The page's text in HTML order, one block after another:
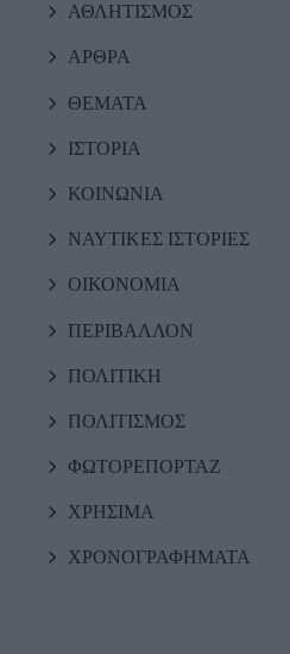
ΑΘΛΗΤΙΣΜΟΣ
ΑΡΘΡΑ
ΘΕΜΑΤΑ
ΙΣΤΟΡΙΑ
ΚΟΙΝΩΝΙΑ
ΝΑΥΤΙΚΕΣ ΙΣΤΟΡΙΕΣ
ΟΙΚΟΝΟΜΙΑ
ΠΕΡΙΒΑΛΛΟΝ
ΠΟΛΙΤΙΚΗ
ΠΟΛΙΤΙΣΜΟΣ
ΦΩΤΟΡΕΠΟΡΤΑΖ
ΧΡΗΣΙΜΑ
ΧΡΟΝΟΓΡΑΦΗΜΑΤΑ